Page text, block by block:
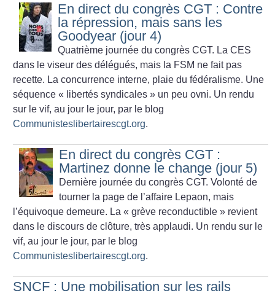
En direct du congrès CGT : Contre
la répression, mais sans les
Goodyear (jour 4)
Quatrième journée du congrès CGT. La CES
dans le viseur des délégués, mais la FSM ne fait pas
recette. La concurrence interne, plaie du fédéralisme. Une
séquence « libertés syndicales » un peu ovni. Un rendu
sur le vif, au jour le jour, par le blog
Communisteslibertairescgt.org.
En direct du congrès CGT :
Martinez donne le change (jour 5)
Dernière journée du congrès CGT. Volonté de
tourner la page de l’affaire Lepaon, mais
l’équivoque demeure. La « grève reconductible » revient
dans le discours de clôture, très applaudi. Un rendu sur le
vif, au jour le jour, par le blog
Communisteslibertairescgt.org.
SNCF : Une mobilisation sur les rails